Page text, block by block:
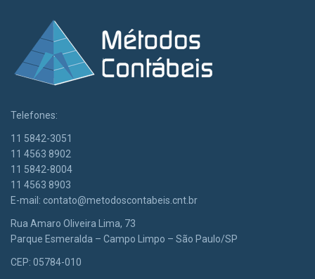
Telefones:
11 5842-3051
11 4563 8902
11 5842-8004
11 4563 8903
E-mail: contato@metodoscontabeis.cnt.br
Rua Amaro Oliveira Lima, 73
Parque Esmeralda – Campo Limpo – São Paulo/SP
CEP: 05784-010